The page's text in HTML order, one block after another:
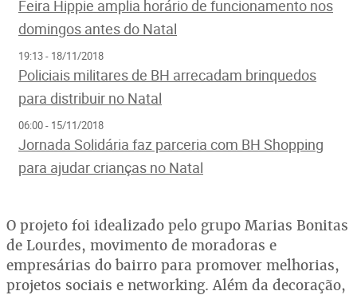
Feira Hippie amplia horário de funcionamento nos
domingos antes do Natal
19:13 - 18/11/2018
Policiais militares de BH arrecadam brinquedos
para distribuir no Natal
06:00 - 15/11/2018
Jornada Solidária faz parceria com BH Shopping
para ajudar crianças no Natal
O projeto foi idealizado pelo grupo Marias Bonitas
de Lourdes, movimento de moradoras e
empresárias do bairro para promover melhorias,
projetos sociais e networking. Além da decoração,